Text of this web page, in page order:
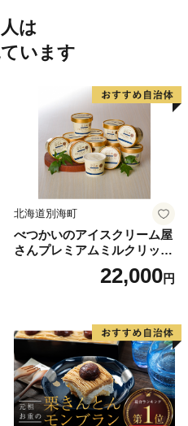
は
います
北海道別海町
べつかいのアイスクリーム屋
さんプレミアムミルクリッチ
12個（AP-01）（ 北海道アイ
ス 北海道産アイス アイス ア
道産アイス 道産アイスクリ
ーム ギフト 詰合せ 詰め合わ
せ ふるさと納税 ）
22,000円